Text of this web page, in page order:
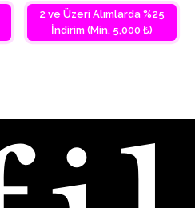
2 ve Üzeri Alımlarda %25
İndirim (Min. 5,000 ₺)